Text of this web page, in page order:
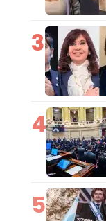
3
4
5